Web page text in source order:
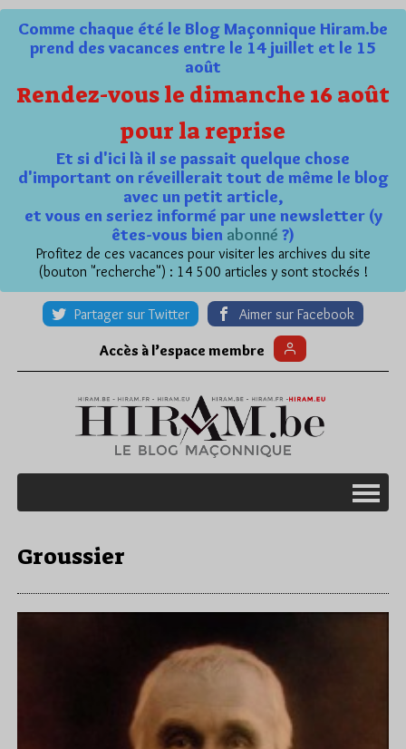
Comme chaque été le Blog Maçonnique Hiram.be
prend des vacances entre le 14 juillet et le 15
août
Rendez-vous le dimanche 16 août
pour la reprise
Et si d'ici là il se passait quelque chose
d'important on réveillerait tout de même le blog
avec un petit article,
et vous en seriez informé par une newsletter (y
êtes-vous bien abonné ?)
Profitez de ces vacances pour visiter les archives du site
(bouton "recherche") : 14 500 articles y sont stockés !
Partager sur Twitter Aimer sur Facebook
Accès à l’espace membre
Groussier